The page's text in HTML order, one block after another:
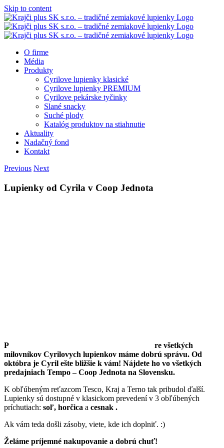
Skip to content
O firme
Média
Produkty
Cyrilove lupienky klasické
Cyrilove lupienky PREMIUM
Cyrilove pekárske tyčinky
Slané snacky
Suché plody
Katalóg produktov na stiahnutie
Aktuality
Nadačný fond
Kontakt
Previous Next
Lupienky od Cyrila v Coop Jednota
P
re všetkých
milovníkov Cyrilovych lupienkov máme dobrú správu. Od
októbra je Cyril ešte bližšie k vám! Nájdete ho vo všetkých
predajniach Tempo – Coop Jednota na Slovensku.
K obľúbeným reťazcom Tesco, Kraj a Terno tak pribudol ďalší.
Lupienky sú dostupné v klasickom prevedení v 3 obľúbených
príchutiach: soľ, horčica a cesnak .
Ak vám teda došli zásoby, viete, kde ich doplniť. :)
Želáme príjemné nakupovanie a dobrú chuť!